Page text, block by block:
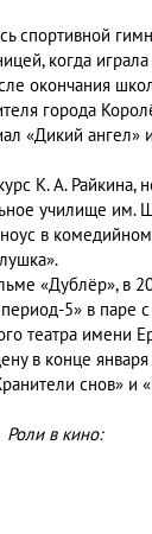
когда
окончания
города
«Дикий ангел»
К. А. Райкина,
училище им.
в
«Дублёр», в
5» в паре
театра имени
в конце
снов»
Роли в кино: